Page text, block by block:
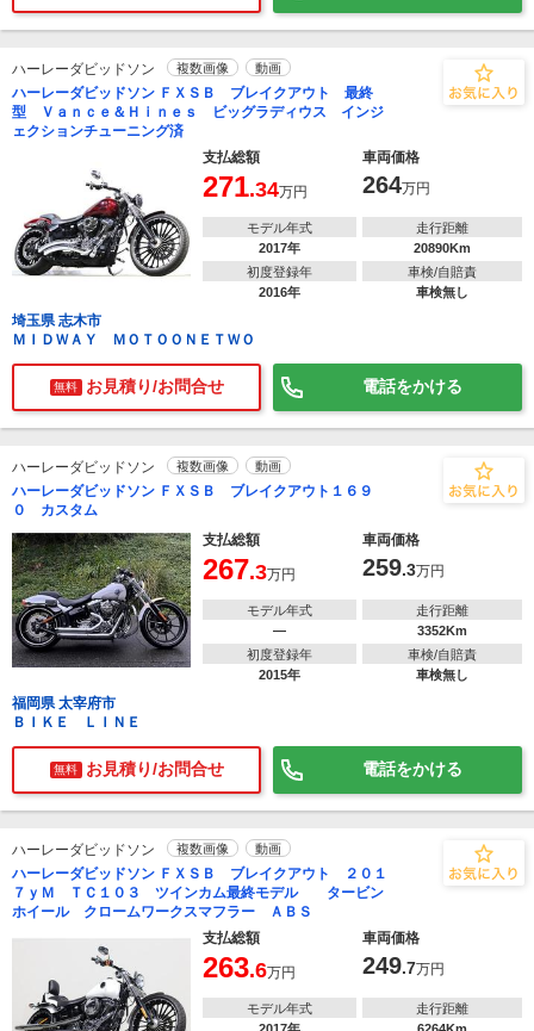
ハーレーダビッドソン 複数画像 動画
ハーレーダビッドソン ＦＸＳＢ ブレイクアウト 最終
型 Ｖａｎｃｅ＆Ｈｉｎｅｓ ビッグラディウス インジ
ェクションチューニング済
支払総額
車両価格
271.34万円 264万円
モデル年式
2017年
走行距離
20890Km
初度登録年
2016年
車検/自賠責
車検無し
埼玉県 志木市
ＭＩＤＷＡＹ ＭＯＴＯＯＮＥＴＷＯ
無料 お見積り/お問合せ 電話をかける
ハーレーダビッドソン 複数画像 動画
ハーレーダビッドソン ＦＸＳＢ ブレイクアウト１６９
０ カスタム
支払総額
車両価格
267.3万円 259.3万円
モデル年式
―
走行距離
3352Km
初度登録年
2015年
車検/自賠責
車検無し
福岡県 太宰府市
ＢＩＫＥ ＬＩＮＥ
無料 お見積り/お問合せ 電話をかける
ハーレーダビッドソン 複数画像 動画
ハーレーダビッドソン ＦＸＳＢ ブレイクアウト ２０１
７ｙＭ ＴＣ１０３ ツインカム最終モデル タービン
ホイール クロームワークスマフラー ＡＢＳ
支払総額
車両価格
263.6万円 249.7万円
モデル年式
走行距離